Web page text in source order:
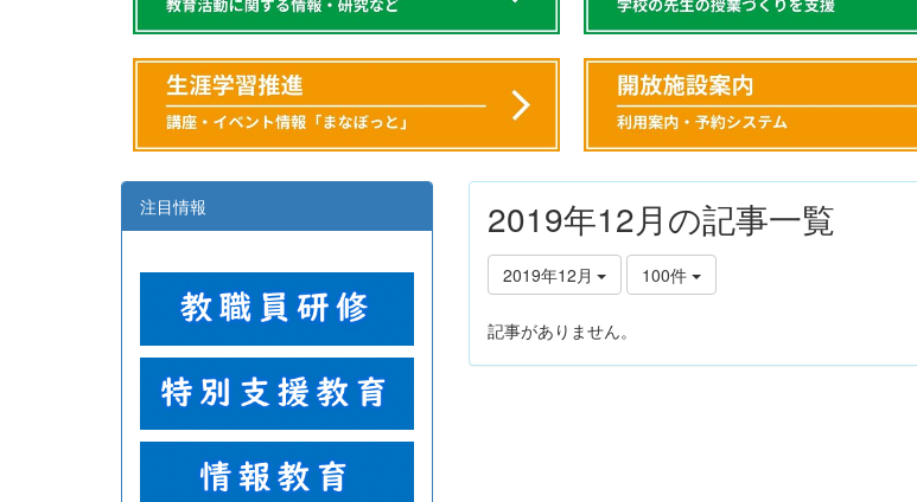
2019年12月の記事一覧
2019年12月 100件
記事がありません。
注目情報